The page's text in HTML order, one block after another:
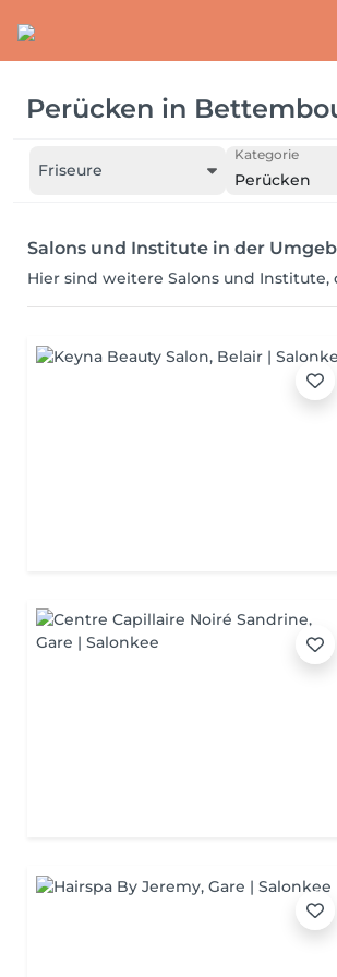
Perücken in
Friseure
Kategorie
Perücken
Salons und Institute in der
Hier sind weitere Salons und